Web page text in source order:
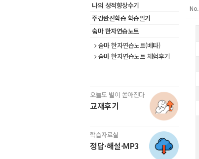
나의 성적향상수기
주간완전학습 학습일기
숨마 한자연습노트
숨마 한자연습노트(베타)
숨마 한자연습노트 체험후기
오늘도 별이 쏟아진다
교재후기
학습자료실
정답·해설·MP3
No.